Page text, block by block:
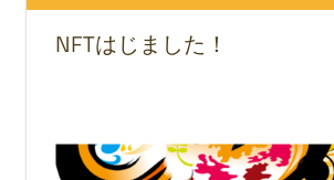
NFTはじました！